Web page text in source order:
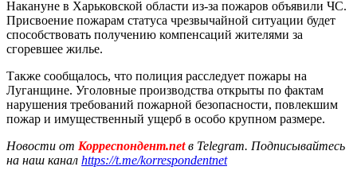
Накануне в Харьковской области из-за пожаров объявили ЧС.
Присвоение пожарам статуса чрезвычайной ситуации будет
способствовать получению компенсаций жителями за
сгоревшее жилье.
Также сообщалось, что полиция расследует пожары на
Луганщине. Уголовные производства открыты по фактам
нарушения требований пожарной безопасности, повлекшим
пожар и имущественный ущерб в особо крупном размере.
Новости от Корреспондент.netв Telegram. Подписывайтесь
на наш канал https://t.me/korrespondentnet